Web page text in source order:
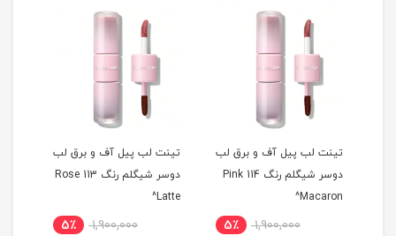
تینت لب پیل آف و برق لب
دوسر شیگلم رنگ 114 Pink
Macaron^
1,900,000 5٪
تینت لب پیل آف و برق لب
دوسر شیگلم رنگ 113 Rose
Latte^
1,900,000 5٪